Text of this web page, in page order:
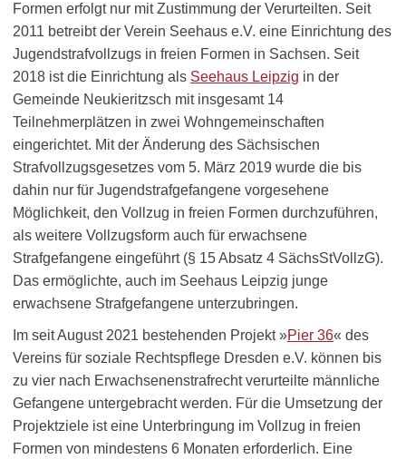
Formen erfolgt nur mit Zustimmung der Verurteilten. Seit
2011 betreibt der Verein Seehaus e.V. eine Einrichtung des
Jugendstrafvollzugs in freien Formen in Sachsen. Seit
2018 ist die Einrichtung als Seehaus Leipzig in der
Gemeinde Neukieritzsch mit insgesamt 14
Teilnehmerplätzen in zwei Wohngemeinschaften
eingerichtet. Mit der Änderung des Sächsischen
Strafvollzugsgesetzes vom 5. März 2019 wurde die bis
dahin nur für Jugendstrafgefangene vorgesehene
Möglichkeit, den Vollzug in freien Formen durchzuführen,
als weitere Vollzugsform auch für erwachsene
Strafgefangene eingeführt (§ 15 Absatz 4 SächsStVollzG).
Das ermöglichte, auch im Seehaus Leipzig junge
erwachsene Strafgefangene unterzubringen.
Im seit August 2021 bestehenden Projekt »Pier 36« des
Vereins für soziale Rechtspflege Dresden e.V. können bis
zu vier nach Erwachsenenstrafrecht verurteilte männliche
Gefangene untergebracht werden. Für die Umsetzung der
Projektziele ist eine Unterbringung im Vollzug in freien
Formen von mindestens 6 Monaten erforderlich. Eine